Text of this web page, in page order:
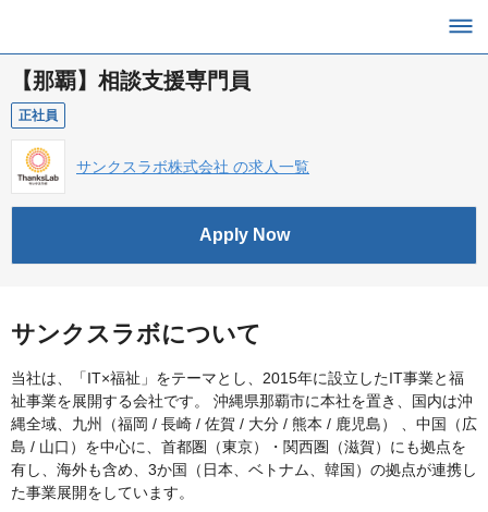
【那覇】相談支援専門員
正社員
サンクスラボ株式会社 の求人一覧
Apply Now
サンクスラボについて
当社は、「IT×福祉」をテーマとし、2015年に設立したIT事業と福
祉事業を展開する会社です。 沖縄県那覇市に本社を置き、国内は沖
縄全域、九州（福岡 / 長崎 / 佐賀 / 大分 / 熊本 / 鹿児島） 、中国（広
島 / 山口）を中心に、首都圏（東京）・関西圏（滋賀）にも拠点を
有し、海外も含め、3か国（日本、ベトナム、韓国）の拠点が連携し
た事業展開をしています。